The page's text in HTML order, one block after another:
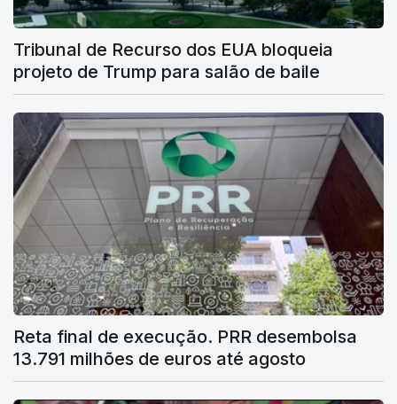
Tribunal de Recurso dos EUA bloqueia
projeto de Trump para salão de baile
Reta final de execução. PRR desembolsa
13.791 milhões de euros até agosto